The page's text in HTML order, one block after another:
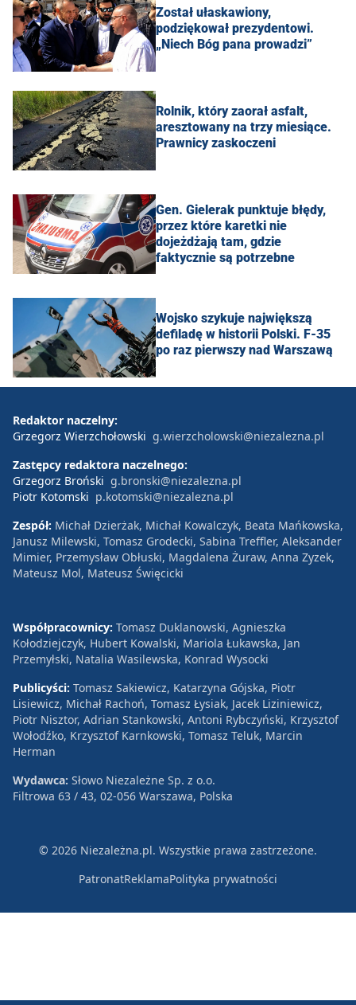
Został ułaskawiony,
podziękował prezydentowi.
„Niech Bóg pana prowadzi”
Rolnik, który zaorał asfalt,
aresztowany na trzy miesiące.
Prawnicy zaskoczeni
Gen. Gielerak punktuje błędy,
przez które karetki nie
dojeżdżają tam, gdzie
faktycznie są potrzebne
Wojsko szykuje największą
defiladę w historii Polski. F-35
po raz pierwszy nad Warszawą
Redaktor naczelny:
Grzegorz Wierzchołowski g.wierzcholowski@niezalezna.pl
Zastępcy redaktora naczelnego:
Grzegorz Broński g.bronski@niezalezna.pl
Piotr Kotomski p.kotomski@niezalezna.pl
Zespół: Michał Dzierżak, Michał Kowalczyk, Beata Mańkowska,
Janusz Milewski, Tomasz Grodecki, Sabina Treffler, Aleksander
Mimier, Przemysław Obłuski, Magdalena Żuraw, Anna Zyzek,
Mateusz Mol, Mateusz Święcicki
Współpracownicy: Tomasz Duklanowski, Agnieszka
Kołodziejczyk, Hubert Kowalski, Mariola Łukawska, Jan
Przemyłski, Natalia Wasilewska, Konrad Wysocki
Publicyści: Tomasz Sakiewicz, Katarzyna Gójska, Piotr
Lisiewicz, Michał Rachoń, Tomasz Łysiak, Jacek Liziniewicz,
Piotr Nisztor, Adrian Stankowski, Antoni Rybczyński, Krzysztof
Wołodźko, Krzysztof Karnkowski, Tomasz Teluk, Marcin
Herman
Wydawca: Słowo Niezależne Sp. z o.o.
Filtrowa 63 / 43, 02-056 Warszawa, Polska
© 2026 Niezależna.pl. Wszystkie prawa zastrzeżone.
PatronatReklamaPolityka prywatności